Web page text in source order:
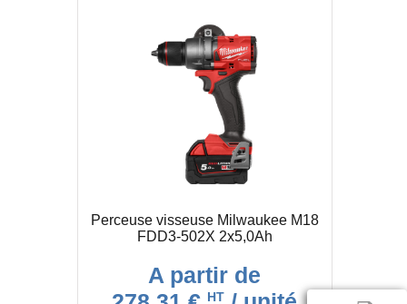
Perceuse visseuse Milwaukee M18
FDD3-502X 2x5,0Ah
A partir de
HT